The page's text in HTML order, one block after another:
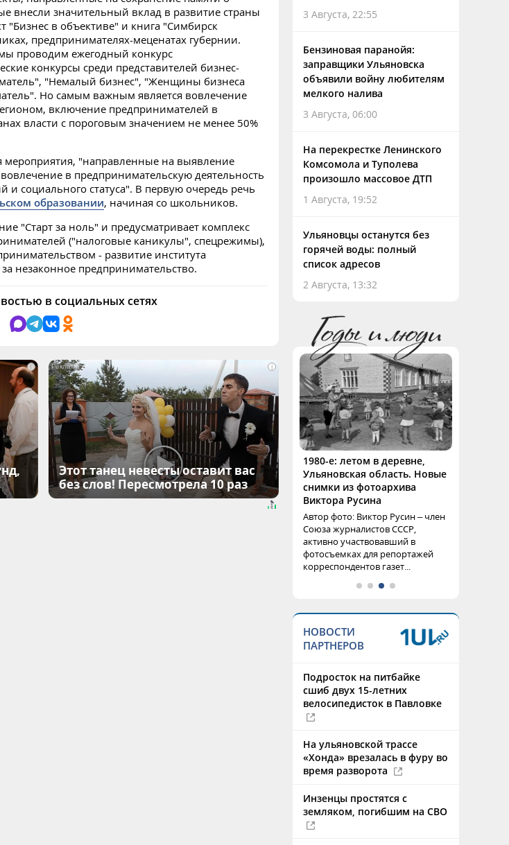
внесли значительный вклад в развитие страны
"Бизнес в объективе" и книга "Симбирск
предпринимателях-меценатах губернии.
проводим ежегодный конкурс
конкурсы среди представителей бизнес-
"Немалый бизнес", "Женщины бизнеса
Но самым важным является вовлечение
включение предпринимателей в
власти с пороговым значением не менее 50%
мероприятия, "направленные на выявление
в предпринимательскую деятельность
и социального статуса". В первую очередь речь
образовании, начиная со школьников.
"Старт за ноль" и предусматривает комплекс
("налоговые каникулы", спецрежимы),
- развитие института
незаконное предпринимательство.
в социальных сетях
i i
Этот танец невесты оставит вас
без слов! Пересмотрела 10 раз
3 Августа, 22:55
Бензиновая паранойя:
заправщики Ульяновска
объявили войну любителям
мелкого налива
3 Августа, 06:00
На перекрестке Ленинского
Комсомола и Туполева
произошло массовое ДТП
1 Августа, 19:52
Ульяновцы останутся без
горячей воды: полный
список адресов
2 Августа, 13:32
1980-е: летом в деревне,
Ульяновская область. Новые
снимки из фотоархива
Виктора Русина
Автор фото: Виктор Русин – член
Союза журналистов СССР,
активно участвовавший в
фотосъемках для репортажей
корреспондентов газет...
НОВОСТИ
ПАРТНЕРОВ
Подросток на питбайке
сшиб двух 15-летних
велосипедисток в Павловке
На ульяновской трассе
«Хонда» врезалась в фуру во
время разворота
Инзенцы простятся с
земляком, погибшим на СВО